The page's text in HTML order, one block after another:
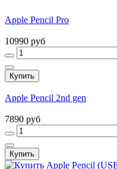
Apple Pencil Pro
10990 руб
Купить
Apple Pencil 2nd gen
7890 руб
Купить